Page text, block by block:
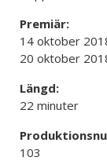
Premiär:
14 oktober
20 oktober
Längd:
22 minuter
103